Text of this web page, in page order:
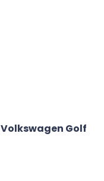
Volkswagen Golf